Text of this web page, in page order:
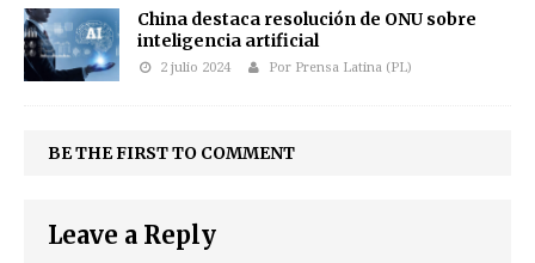
China destaca resolución de ONU sobre
inteligencia artificial
2 julio 2024 Por Prensa Latina (PL)
BE THE FIRST TO COMMENT
Leave a Reply